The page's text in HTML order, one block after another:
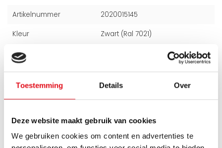
Toestemming Details Over
Deze website maakt gebruik van cookies
We gebruiken cookies om content en advertenties te
Artikelnummer 2020015145
Kleur Zwart (Ral 7021)
Hoogte
Breedte 2000 mm
Alle specificaties